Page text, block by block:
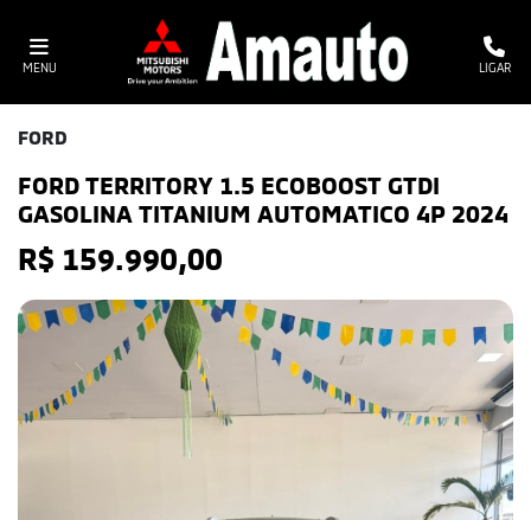
MENU LIGAR
FORD
FORD TERRITORY 1.5 ECOBOOST GTDI
GASOLINA TITANIUM AUTOMATICO 4P 2024
R$ 159.990,00